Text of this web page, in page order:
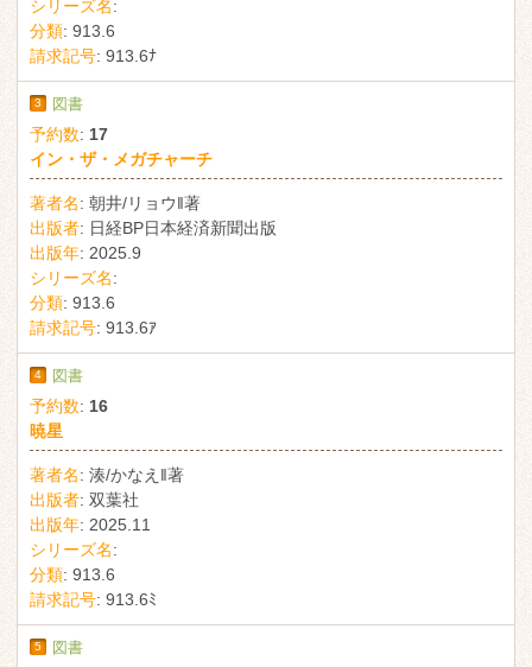
シリーズ名:
分類: 913.6
請求記号: 913.6ﾅ
3 図書
予約数: 17
イン・ザ・メガチャーチ
著者名: 朝井/リョウ‖著
出版者: 日経BP日本経済新聞出版
出版年: 2025.9
シリーズ名:
分類: 913.6
請求記号: 913.6ｱ
4 図書
予約数: 16
暁星
著者名: 湊/かなえ‖著
出版者: 双葉社
出版年: 2025.11
シリーズ名:
分類: 913.6
請求記号: 913.6ﾐ
5 図書